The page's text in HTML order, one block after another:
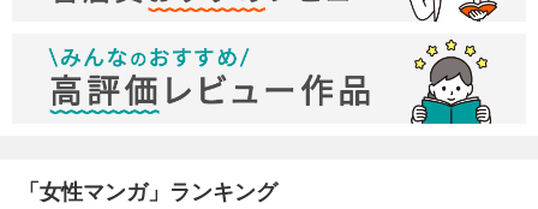
私の推しは悪役令嬢。: 8【イラスト特典付】
私の推しは悪役令嬢。: 9【イラスト特典付】
私の推しは悪役令嬢。: 10【イラスト特典付】
私の推しは悪役令嬢。: 11【イラスト特典付】
「女性マンガ」ランキング